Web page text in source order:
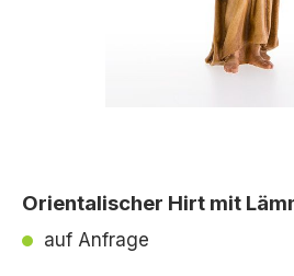
Orientalischer Hirt mit
auf Anfrage